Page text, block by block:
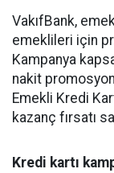
VakıfBank,
emeklileri için
Kampanya
nakit
Emekli Kredi
kazanç fırsatı
Kredi kartı